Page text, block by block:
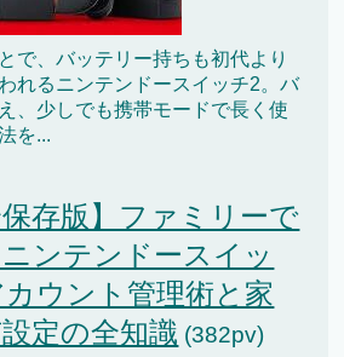
で、バッテリー持ちも初代より
れるニンテンドースイッチ2。バ
、少しでも携帯モードで長く使
を...
保存版】ファミリーで
ンテンドースイッ
ウント管理術と家
定の全知識 (382pv)